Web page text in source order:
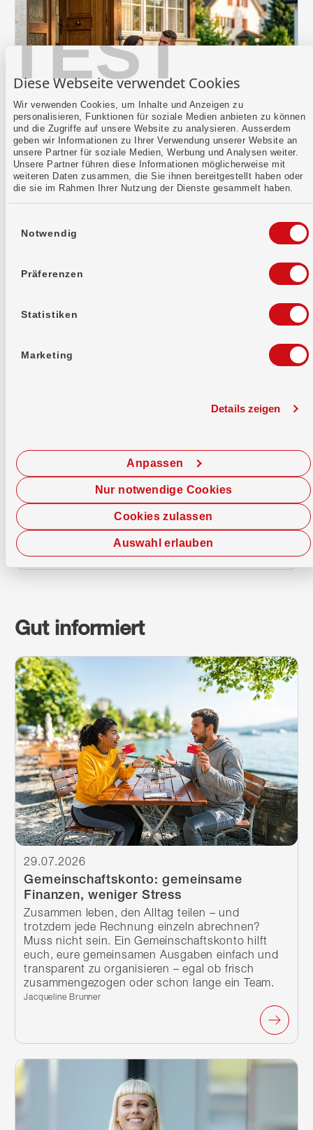
TEST
Diese Webseite verwendet Cookies
Wir verwenden Cookies, um Inhalte und Anzeigen zu
personalisieren, Funktionen für soziale Medien anbieten zu können
und die Zugriffe auf unsere Website zu analysieren. Ausserdem
geben wir Informationen zu Ihrer Verwendung unserer Website an
unsere Partner für soziale Medien, Werbung und Analysen weiter.
Unsere Partner führen diese Informationen möglicherweise mit
weiteren Daten zusammen, die Sie ihnen bereitgestellt haben oder
die sie im Rahmen Ihrer Nutzung der Dienste gesammelt haben.
Notwendig
Präferenzen
Statistiken
Marketing
Details zeigen
Cookies zulassen
Anpassen
Auswahl erlauben
Nur notwendige Cookies
Terzo-Konto
3. Säule
Klassische Alternative. Steuerlich abziehbar,
VIAC Freizügigkeit
Deine digitale Vorsorge für die 2. Säule.
Gut informiert
Gemeinschaftskonto: gemeinsame
Finanzen, weniger Stress
29.07.2026
Zusammen leben, den Alltag teilen – und
trotzdem jede Rechnung einzeln abrechnen?
Muss nicht sein. Ein Gemeinschaftskonto hilft
euch, eure gemeinsamen Ausgaben einfach und
transparent zu organisieren – egal ob frisch
zusammengezogen oder schon lange ein Team.
Verfasst von:
Jacqueline Brunner
Weiterlesen
Weiterlesen